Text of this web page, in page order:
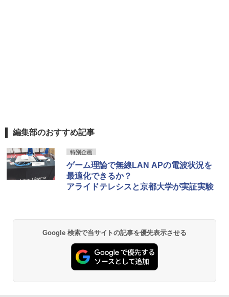
編集部のおすすめ記事
特別企画
ゲーム理論で無線LAN APの電波状況を
最適化できるか？
アライドテレシスと京都大学が実証実験
Google 検索で当サイトの記事を優先表示させる